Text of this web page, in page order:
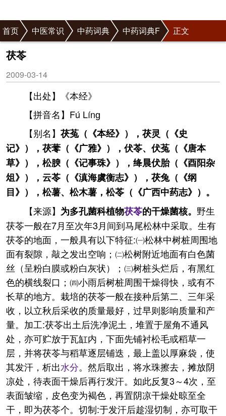
首页 中医常识 中药词典 中药词典F 正文
茯苓
2009-03-14
【出处】《本经》
【拼音名】Fú Línɡ
【别名】 茯菟（《本经》），茯灵（《史
记》），茯蕶（《广雅》），伏苓、伏菟（《唐本
草》），松腴（《记事珠》），绛晨伏胎（《酉阳杂
俎》），云苓（《滇海虞衡志》），茯兔（《纲
目》），松薯、松木薯，松苓（《广西中药志》）。
【来源】 为多孔菌科植物茯苓的干燥菌核。 野生
茯苓一般在7月至次年3月间到马尾松林中采取。生有
茯苓的地面，一般具有以下特征:㈠松林中树桩周围地
面有裂隙，敲之发出空响；㈡松树附近地面有白色菌
丝（呈粉白膜或粉白灰状）；㈢树桩头烂后，有黑红
色的横线裂口；㈣小雨后树桩周围干燥得快，或有不
长草的地方。栽培的茯苓一般在接种后第二、三年采
收，以立秋后采收的质量最好，过早则影响质量和产
量。加工:茯苓出土后洗净泥土，堆置于屋角不通风
处，亦可贮放于瓦缸内，下面先铺衬松毛或稻草一
层，并将茯苓与稻草逐层铺迭，最上盖以厚麻袋，使
其发汗，析出水分。然后取出，将水珠擦去，摊放阴
凉处，待表面干燥后再行发汗。如此反复3～4次，至
表面皱缩，皮色变为褐色，再置阴凉干燥处晾至全
干，即为茯苓个。切制:于发汗后趁湿切制，亦可取干